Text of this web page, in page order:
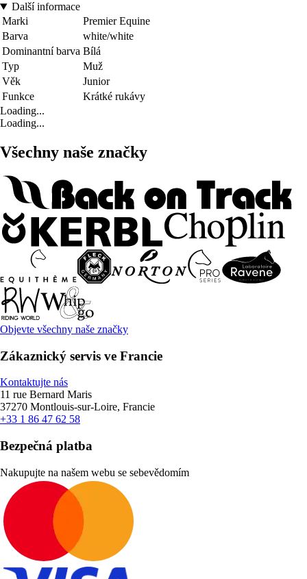
Další informace
Marki
Premier Equine
Barva
white/white
Dominantní barva Bílá
Typ
Muž
Věk
Junior
Funkce
Krátké rukávy
Loading...
Loading...
Všechny naše značky
Objevte všechny naše značky
Zákaznický servis ve Francie
Kontaktujte nás
11 rue Bernard Maris
37270 Montlouis-sur-Loire, Francie
+33 1 86 47 62 58
Bezpečná platba
Nakupujte na našem webu se sebevědomím